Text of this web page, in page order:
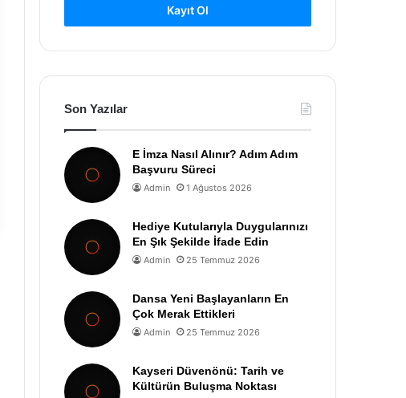
Kayıt Ol
Son Yazılar
E İmza Nasıl Alınır? Adım Adım
Başvuru Süreci
Admin 1 Ağustos 2026
Hediye Kutularıyla Duygularınızı
En Şık Şekilde İfade Edin
Admin 25 Temmuz 2026
Dansa Yeni Başlayanların En
Çok Merak Ettikleri
Admin 25 Temmuz 2026
Kayseri Düvenönü: Tarih ve
Kültürün Buluşma Noktası